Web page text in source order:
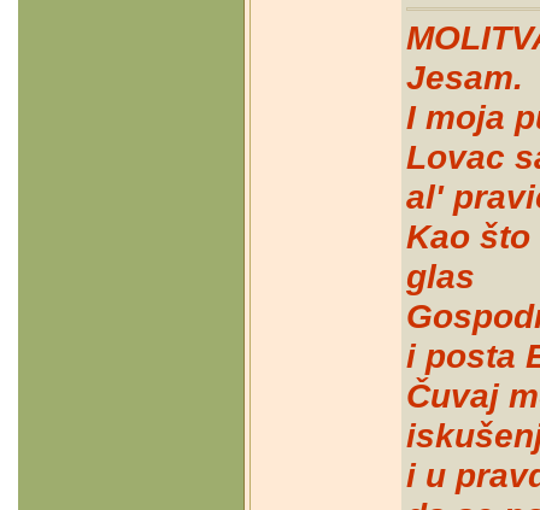
Jesam.
I moja
Lovac
al'
Kao
glas
i posta
Čuvaj
i u